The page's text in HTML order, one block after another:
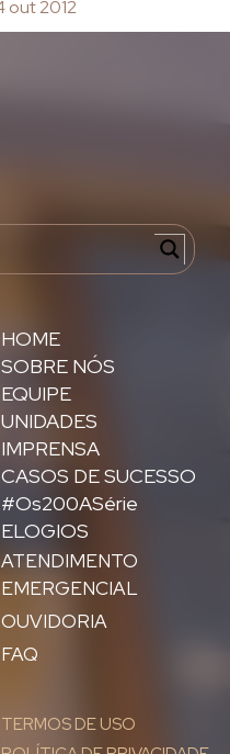
out 2012
HOME
SOBRE NÓS
EQUIPE
UNIDADES
IMPRENSA
CASOS DE SUCESSO
#Os200ASérie
ELOGIOS
ATENDIMENTO
EMERGENCIAL
OUVIDORIA
FAQ
TERMOS DE USO